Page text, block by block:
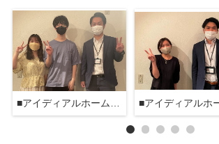
■アイディアルホーム大森本店■